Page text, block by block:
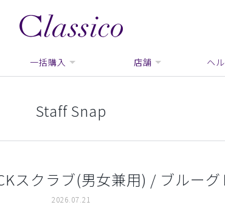
一括購入 店舗 ヘ
Staff Snap
スクラブ(男女兼用) / ブルー
2026.07.21